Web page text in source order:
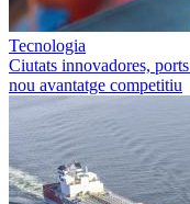
Tecnologia
Ciutats innovadores,
nou avantatge competitiu